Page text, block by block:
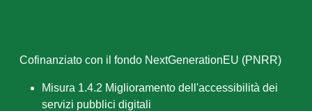
Cofinanziato con il fondo NextGenerationEU (PNRR)
Misura 1.4.2 Miglioramento dell'accessibilità dei
servizi pubblici digitali